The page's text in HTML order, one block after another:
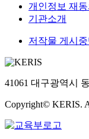
개인정보 재동
기관소개
저작물 게시
41061 대구광역시
Copyright© KERIS.